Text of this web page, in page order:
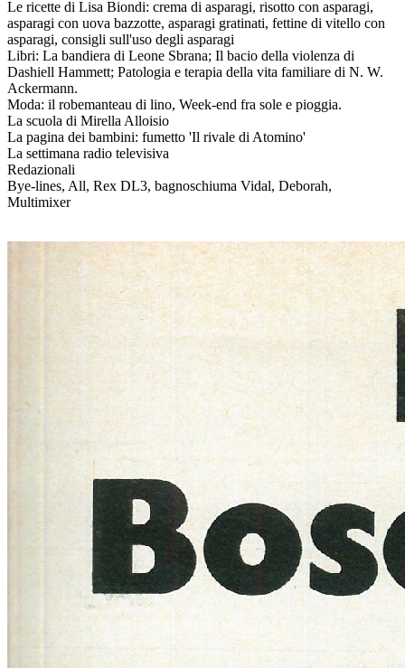
Le ricette di Lisa Biondi: crema di asparagi, risotto con asparagi,
asparagi con uova bazzotte, asparagi gratinati, fettine di vitello con
asparagi, consigli sull'uso degli asparagi
Libri: La bandiera di Leone Sbrana; Il bacio della violenza di
Dashiell Hammett; Patologia e terapia della vita familiare di N. W.
Ackermann.
Moda: il robemanteau di lino, Week-end fra sole e pioggia.
La scuola di Mirella Alloisio
La pagina dei bambini: fumetto 'Il rivale di Atomino'
La settimana radio televisiva
Redazionali
Bye-lines, All, Rex DL3, bagnoschiuma Vidal, Deborah,
Multimixer